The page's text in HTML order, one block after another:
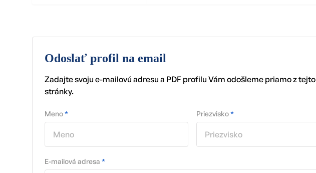
Odoslať profil na email
Zadajte svoju e-mailovú adresu a PDF profilu Vám odošleme priamo z tejto
stránky.
Meno* Priezvisko*
E-mailová adresa *